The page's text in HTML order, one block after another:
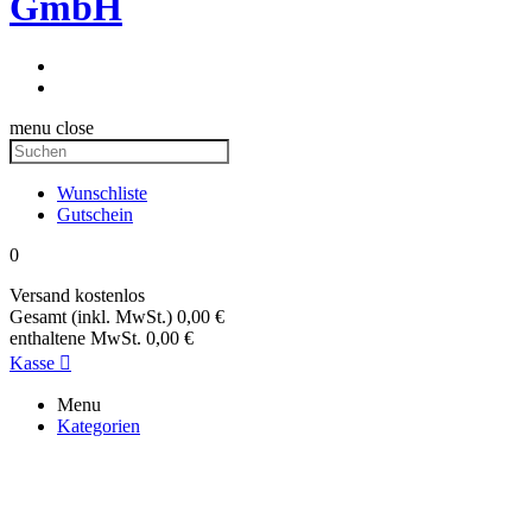
menu close
Wunschliste
Gutschein
0
Versand kostenlos
Gesamt (inkl. MwSt.) 0,00 €
enthaltene MwSt. 0,00 €
Kasse 
Menu
Kategorien